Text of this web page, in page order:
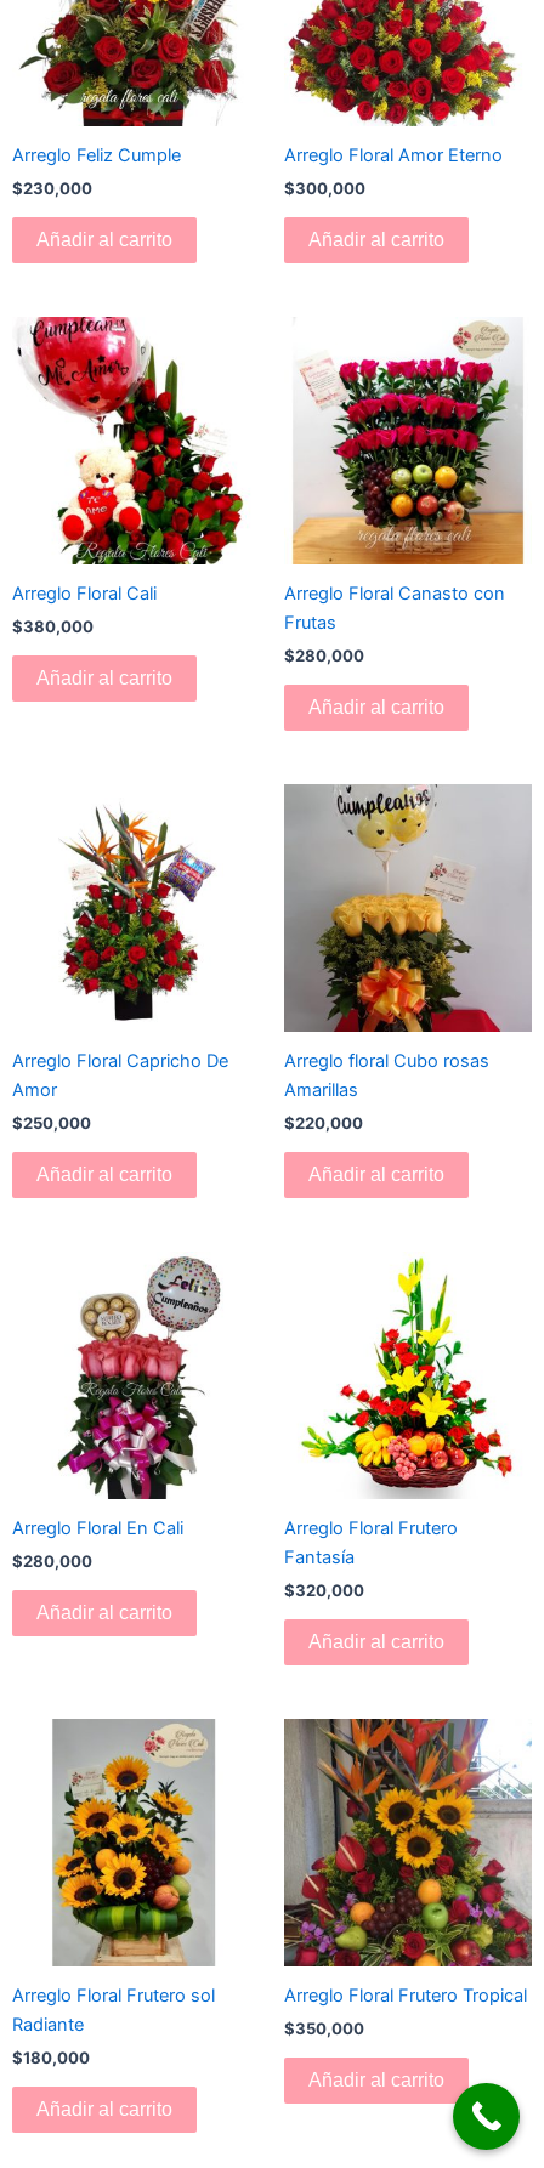
Arreglo Feliz Cumple
$230,000
Añadir al carrito
Arreglo Floral Amor Eterno
$300,000
Añadir al carrito
Arreglo Floral Cali
$380,000
Añadir al carrito
Arreglo Floral Canasto con
Frutas
$280,000
Añadir al carrito
Arreglo Floral Capricho De
Amor
$250,000
Añadir al carrito
Arreglo floral Cubo rosas
Amarillas
$220,000
Añadir al carrito
Arreglo Floral En Cali
$280,000
Añadir al carrito
Arreglo Floral Frutero
Fantasía
$320,000
Añadir al carrito
Arreglo Floral Frutero sol
Radiante
$180,000
Añadir al carrito
Arreglo Floral Frutero Tropical
$350,000
Añadir al carrito